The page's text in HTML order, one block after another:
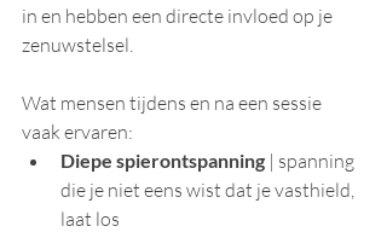
in en hebben een directe invloed op je
zenuwstelsel.
Wat mensen tijdens en na een sessie
vaak ervaren:
Diepe spierontspanning | spanning
die je niet eens wist dat je vasthield,
laat los